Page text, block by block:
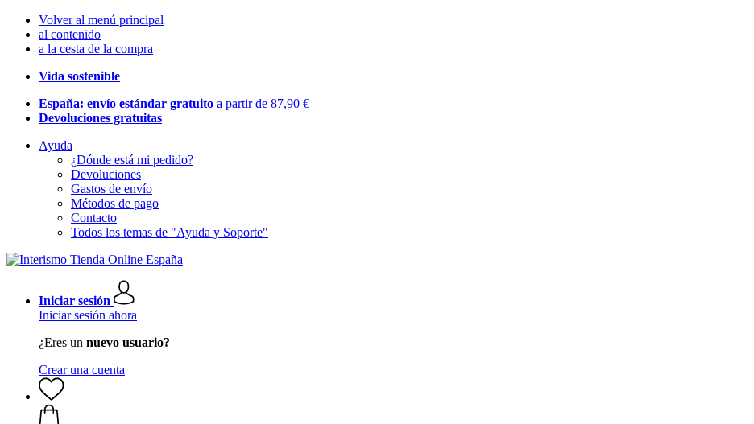
Volver al menú principal
al contenido
a la cesta de la compra
Vida sostenible
España: envío estándar gratuito a partir de 87,90 €
Devoluciones gratuitas
Ayuda
¿Dónde está mi pedido?
Devoluciones
Gastos de envío
Métodos de pago
Contacto
Todos los temas de "Ayuda y Soporte"
Iniciar sesión
Iniciar sesión ahora
¿Eres un nuevo usuario?
Crear una cuenta